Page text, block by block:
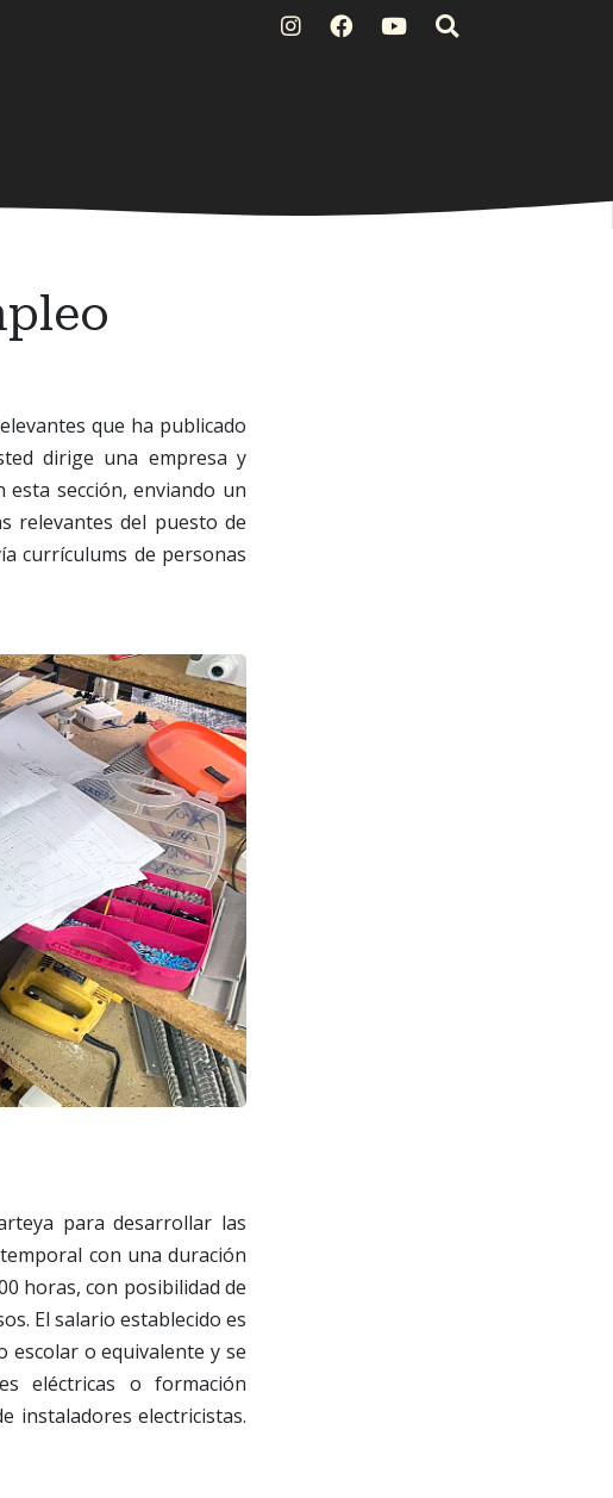
que ha publicado
dirige una empresa y
sección, enviando un
relevantes del puesto de
currículums de personas
para desarrollar las
con una duración
horas, con posibilidad de
El salario establecido es
escolar o equivalente y se
eléctricas o formación
instaladores electricistas.